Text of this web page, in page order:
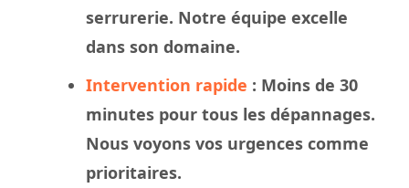
serrurerie. Notre équipe excelle
dans son domaine.
Intervention rapide : Moins de 30
minutes pour tous les dépannages.
Nous voyons vos urgences comme
prioritaires.